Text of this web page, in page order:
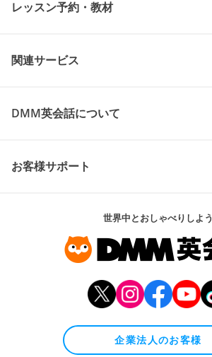
レッスン予約・教材
関連サービス
DMM英会話について
お客様サポート
世界中とおしゃべりしよう
企業法人のお客様